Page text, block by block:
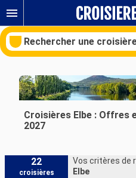
Rechercher une
Ports
Croisières Elbe : Offres
2027
22
croisières
Vos critères de
Elbe